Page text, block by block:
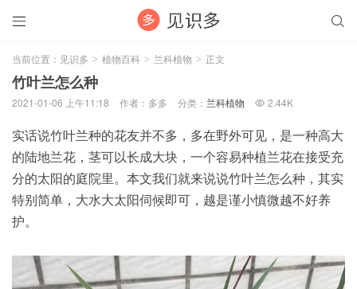
 
当前位置： 见识多 > 植物百科 > 兰科植物 > 正文
竹叶兰怎么种
2021-01-06 上午11:18 作者：多多 分类： 兰科植物  2.44K
实话说竹叶兰种的花友并不多，多在野外可见，是一种高大
的陆地兰花，茎可以长成大块，一个容易种植兰花在接受充
分的太阳的庭院里。本文我们就来说说竹叶兰怎么种，其实
特别简单，大水大太阳伺候即可，越是谨小慎微越不好养
护。